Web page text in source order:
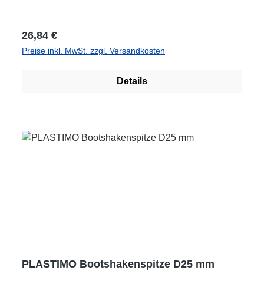
Regulärer Preis:
26,84 €
Preise inkl. MwSt. zzgl. Versandkosten
Details
PLASTIMO Bootshakenspitze D25 mm